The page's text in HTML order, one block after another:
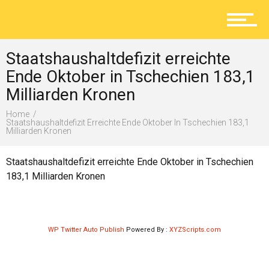
Lokal
Ratgeber
Service
Staatshaushaltdefizit erreichte
Ende Oktober in Tschechien 183,1
Milliarden Kronen
Home
Staatshaushaltdefizit Erreichte Ende Oktober In Tschechien 183,1
Milliarden Kronen
Staatshaushaltdefizit erreichte Ende Oktober in Tschechien
183,1 Milliarden Kronen
WP Twitter Auto Publish Powered By : XYZScripts.com